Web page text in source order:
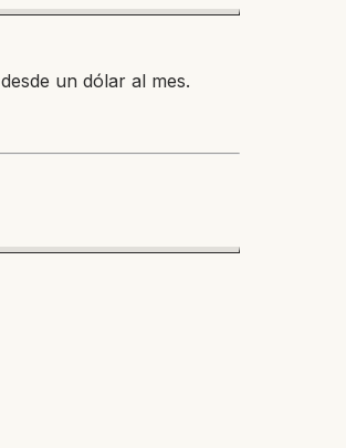
desde un dólar al mes.